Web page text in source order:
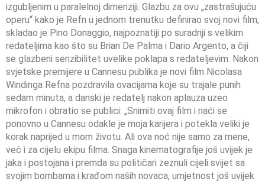
izgubljenim u paralelnoj dimenziji. Glazbu za ovu „zastrašujuću
operu“ kako je Refn u jednom trenutku definirao svoj novi film,
skladao je Pino Donaggio, najpoznatiji po suradnji s velikim
redateljima kao što su Brian De Palma i Dario Argento, a čiji
se glazbeni senzibilitet uvelike poklapa s redateljevim. Nakon
svjetske premijere u Cannesu publika je novi film Nicolasa
Windinga Refna pozdravila ovacijama koje su trajale punih
sedam minuta, a danski je redatelj nakon aplauza uzeo
mikrofon i obratio se publici: „Snimiti ovaj film i naći se
ponovno u Cannesu odakle je moja karijera i potekla veliki je
korak naprijed u mom životu. Ali ova noć nije samo za mene,
već i za cijelu ekipu filma. Snaga kinematografije još uvijek je
jaka i postojana i premda su političari zeznuli cijeli svijet sa
svojim bombama i krađom naših novaca, umjetnost još uvijek